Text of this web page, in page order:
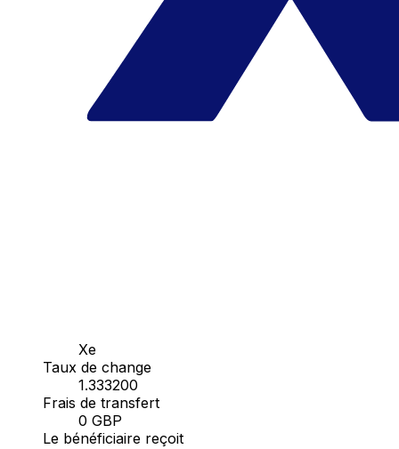
Xe
Taux de change
1.333200
Frais de transfert
0 GBP
Le bénéficiaire reçoit